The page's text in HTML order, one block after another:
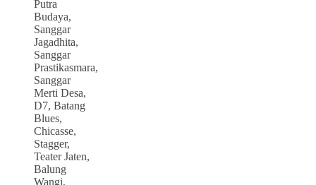
Putra
Budaya,
Sanggar
Jagadhita,
Sanggar
Prastikasmara,
Sanggar
Merti Desa,
D7, Batang
Blues,
Chicasse,
Stagger,
Teater Jaten,
Balung
Wangi,